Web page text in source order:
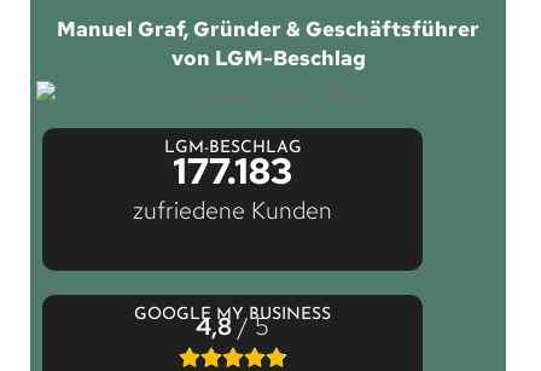
Manuel Graf, Gründer & Geschäftsführer
von LGM-Beschlag
LGM-BESCHLAG
177.183
zufriedene Kunden
GOOGLE MY BUSINESS
4,8/ 5